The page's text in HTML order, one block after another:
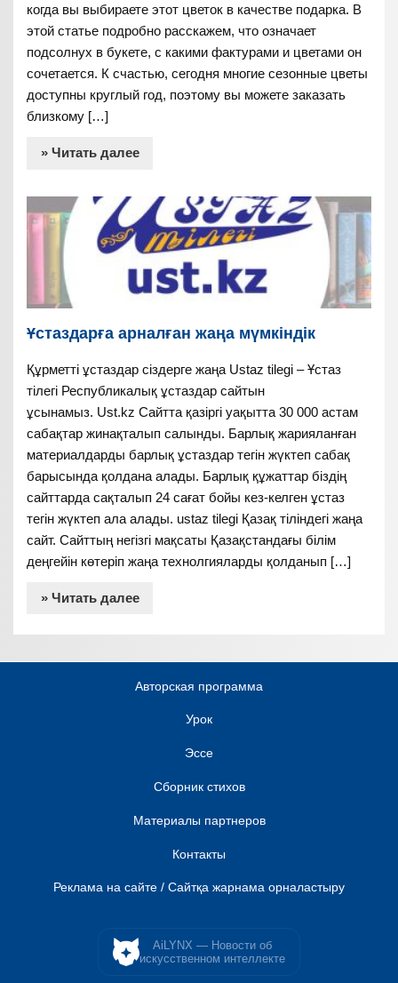
когда вы выбираете этот цветок в качестве подарка. В
этой статье подробно расскажем, что означает
подсолнух в букете, с какими фактурами и цветами он
сочетается. К счастью, сегодня многие сезонные цветы
доступны круглый год, поэтому вы можете заказать
близкому […]
» Читать далее
Ұстаздарға арналған жаңа мүмкіндік
Құрметті ұстаздар сіздерге жаңа Ustaz tilegi – Ұстаз
тілегі Республикалық ұстаздар сайтын
ұсынамыз. Ust.kz Сайтта қазіргі уақытта 30 000 астам
сабақтар жинақталып салынды. Барлық жарияланған
материалдарды барлық ұстаздар тегін жүктеп сабақ
барысында қолдана алады. Барлық құжаттар біздің
сайттарда сақталып 24 сағат бойы кез-келген ұстаз
тегін жүктеп ала алады. ustaz tilegi Қазақ тіліндегі жаңа
сайт. Сайттың негізгі мақсаты Қазақстандағы білім
деңгейін көтеріп жаңа технолгияларды қолданып […]
» Читать далее
Авторская программа
Урок
Эссе
Сборник стихов
Материалы партнеров
Контакты
Реклама на сайте / Сайтқа жарнама орналастыру
AiLYNX — Новости об
искусственном интеллекте